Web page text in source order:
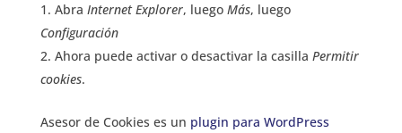
Abra Internet Explorer, luego Más, luego
Configuración
Ahora puede activar o desactivar la casilla Permitir
cookies.
Asesor de Cookies es un plugin para WordPress